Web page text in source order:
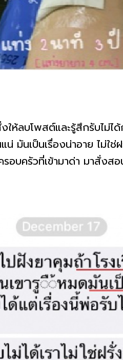
ห้ลบโพสต์และรู้สึกรับไม่ไ
น่ มันเป็นเรื่องน่าอาย ไม่
บครัวที่เข้ามาด่า มาสั่งส